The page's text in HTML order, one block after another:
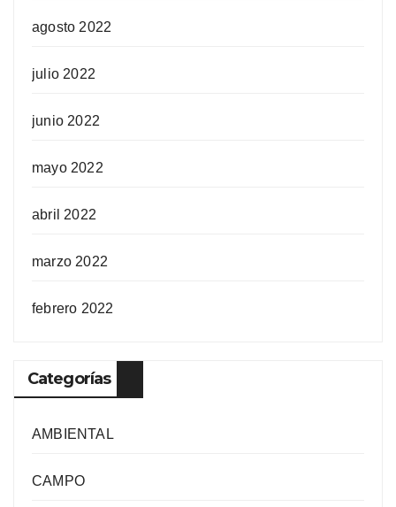
agosto 2022
julio 2022
junio 2022
mayo 2022
abril 2022
marzo 2022
febrero 2022
Categorías
AMBIENTAL
CAMPO